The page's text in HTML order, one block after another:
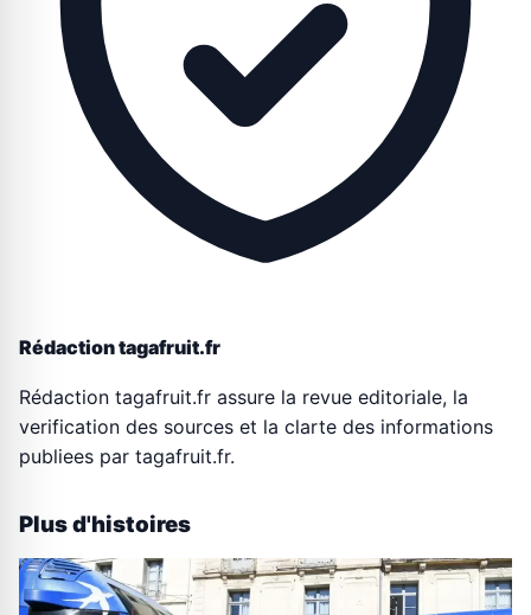
Rédaction tagafruit.fr
Rédaction tagafruit.fr assure la revue editoriale, la
verification des sources et la clarte des informations
publiees par tagafruit.fr.
Plus d'histoires